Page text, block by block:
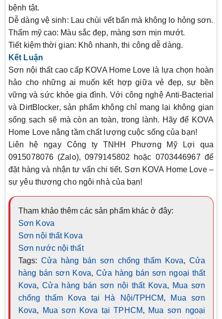
bệnh tật.
Dễ dàng vệ sinh: Lau chùi vết bẩn mà không lo hỏng sơn.
Thẩm mỹ cao: Màu sắc đẹp, màng sơn mịn mướt.
Tiết kiệm thời gian: Khô nhanh, thi công dễ dàng.
Kết Luận
Sơn nội thất cao cấp KOVA Home Love là lựa chọn hoàn
hảo cho những ai muốn kết hợp giữa vẻ đẹp, sự bền
vững và sức khỏe gia đình. Với công nghệ Anti-Bacterial
và DirtBlocker, sản phẩm không chỉ mang lại không gian
sống sạch sẽ mà còn an toàn, trong lành. Hãy để KOVA
Home Love nâng tầm chất lượng cuộc sống của bạn!
Liên hệ ngay Công ty TNHH Phương Mỹ Lợi qua
0915078076 (Zalo), 0979145802 hoặc 0703446967 để
đặt hàng và nhận tư vấn chi tiết. Sơn KOVA Home Love –
sự yêu thương cho ngôi nhà của bạn!
Tham khảo thêm các sản phẩm khác ở đây:
Sơn Kova
Sơn nội thất Kova
Sơn nước nội thất
Tags: Cửa hàng bán sơn chống thấm Kova, Cửa
hàng bán sơn Kova, Cửa hàng bán sơn ngoại thất
Kova,Cửa hàng bán sơn nội thất Kova, Mua sơn
chống thấm Kova tại Hà Nội/TPHCM, Mua sơn
Kova, Mua sơn Kova tại TPHCM, Mua sơn ngoại